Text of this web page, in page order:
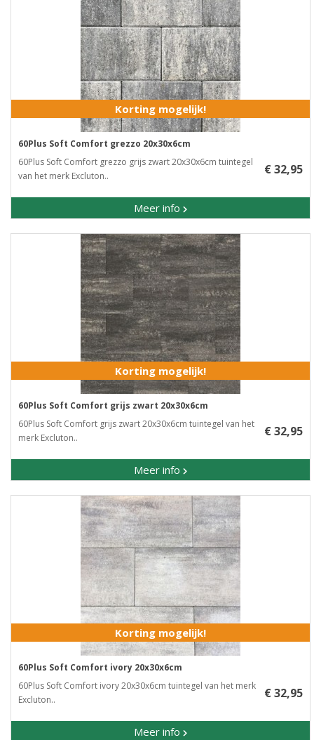
Korting mogelijk!
60Plus Soft Comfort grezzo 20x30x6cm
60Plus Soft Comfort grezzo grijs zwart 20x30x6cm tuintegel
van het merk Excluton..
Meer info
€ 32,95
Korting mogelijk!
60Plus Soft Comfort grijs zwart 20x30x6cm
60Plus Soft Comfort grijs zwart 20x30x6cm tuintegel van het
merk Excluton..
Meer info
€ 32,95
Korting mogelijk!
60Plus Soft Comfort ivory 20x30x6cm
60Plus Soft Comfort ivory 20x30x6cm​ tuintegel van het merk
Excluton..
Meer info
€ 32,95